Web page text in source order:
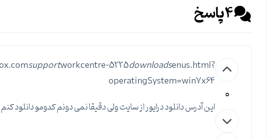
4پاسخ
0
supportworkcentre-5225downloadsenus.html?
operatingSystem=win7x64
این آدرس دانلود درایور از سایت ولی دقیقا نمی دونم کدومو دانلود